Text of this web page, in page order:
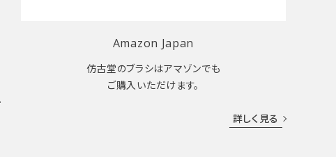
Amazon Japan
仿古堂のブラシはアマゾンでも
ご購入いただけます。
詳しく見る